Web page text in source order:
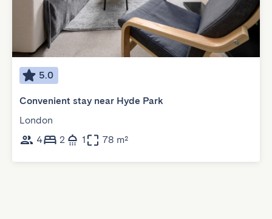
5.0
Convenient stay near Hyde Park
London
4
2 1 78 m²